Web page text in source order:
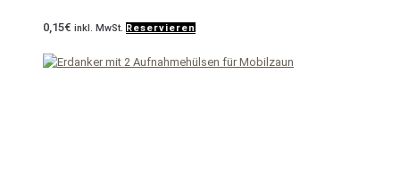
0,15€ inkl. MwSt. Reservieren